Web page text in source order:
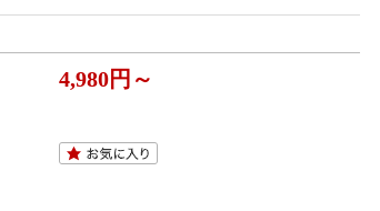
4,980円～